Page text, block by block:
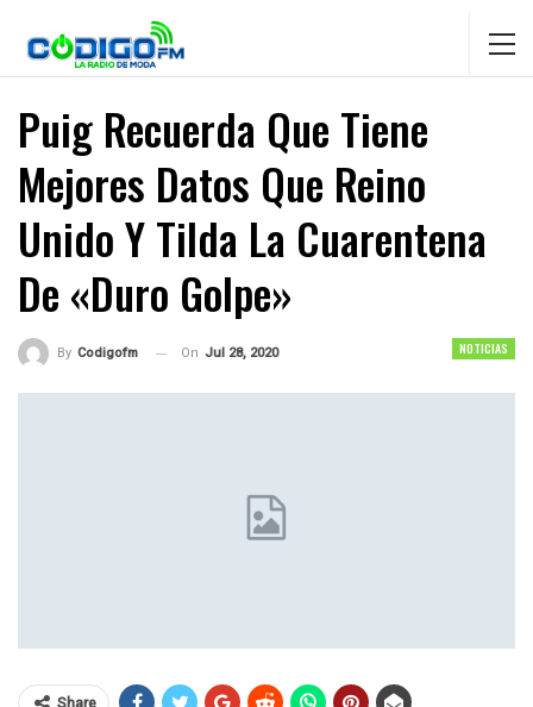
Puig Recuerda Que Tiene
Mejores Datos Que Reino
Unido Y Tilda La Cuarentena
De «duro Golpe»
NOTICIAS
By Codigofm On Jul 28, 2020
Share